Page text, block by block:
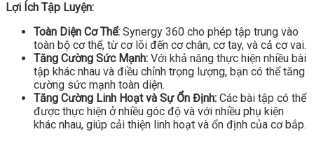
Lợi Ích Tập Luyện:
Toàn Diện Cơ Thể: Synergy 360 cho phép tập trung vào
toàn bộ cơ thể, từ cơ lõi đến cơ chân, cơ tay, và cả cơ vai.
Tăng Cường Sức Mạnh: Với khả năng thực hiện nhiều bài
tập khác nhau và điều chỉnh trọng lượng, bạn có thể tăng
cường sức mạnh toàn diện.
Tăng Cường Linh Hoạt và Sự Ổn Định: Các bài tập có thể
được thực hiện ở nhiều góc độ và với nhiều phụ kiện
khác nhau, giúp cải thiện linh hoạt và ổn định của cơ bắp.